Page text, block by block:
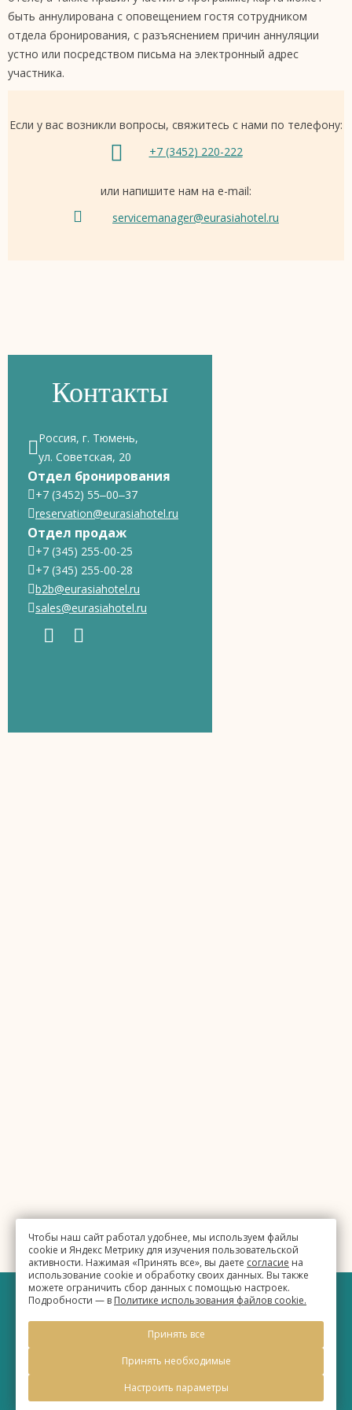
Чтобы наш сайт работал удобнее, мы используем файлы
cookie и Яндекс Метрику для изучения пользовательской
активности. Нажимая «Принять все», вы даете согласие на
использование cookie и обработку своих данных. Вы также
можете ограничить сбор данных с помощью настроек.
Подробности — в Политике использования файлов cookie.
Принять все
Принять необходимые
Настроить параметры
быть аннулирована с оповещением гостя сотрудником
отдела бронирования, с разъяснением причин аннуляции
устно или посредством письма на электронный адрес
участника.
Если у вас возникли вопросы, свяжитесь с нами по телефону:
+7 (3452) 220-222
или напишите нам на e-mail:
servicemanager@eurasiahotel.ru
Контакты
Россия, г. Тюмень,
ул. Советская, 20
Отдел бронирования
+7 (3452) 55‒00‒37
reservation@eurasiahotel.ru
Отдел продаж
+7 (345) 255-00-25
+7 (345) 255-00-28
b2b@eurasiahotel.ru
sales@eurasiahotel.ru
2026, Официальный сайт
Правовая информация